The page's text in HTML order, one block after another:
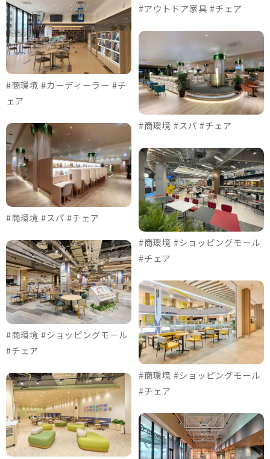
#商環境 #カーディーラー #チ
ェア
#商環境 #スパ #チェア
#商環境 #ショッピングモール
#チェア
#アウトドア家具 #チェア
#商環境 #スパ #チェア
#商環境 #ショッピングモール
#チェア
#商環境 #ショッピングモール
#チェア